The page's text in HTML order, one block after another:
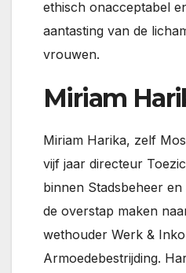
ethisch onacceptabel
aantasting van de
vrouwen.
Miriam
Miriam Harika, zelf
vijf jaar directeur
binnen Stadsbeheer
de overstap maken
wethouder Werk &
Armoedebestrijding.